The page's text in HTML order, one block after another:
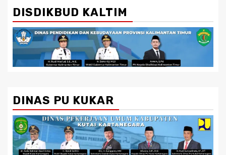
DISDIKBUD KALTIM
DINAS PU KUKAR